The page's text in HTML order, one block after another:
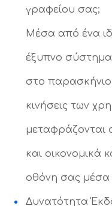
γραφείου σας;
Μέσα από ένα
έξυπνο
στο παρασκήνιο,
κινήσεις των
μεταφράζονται
και οικονομικά
οθόνη σας μέσα
Δυνατότητα